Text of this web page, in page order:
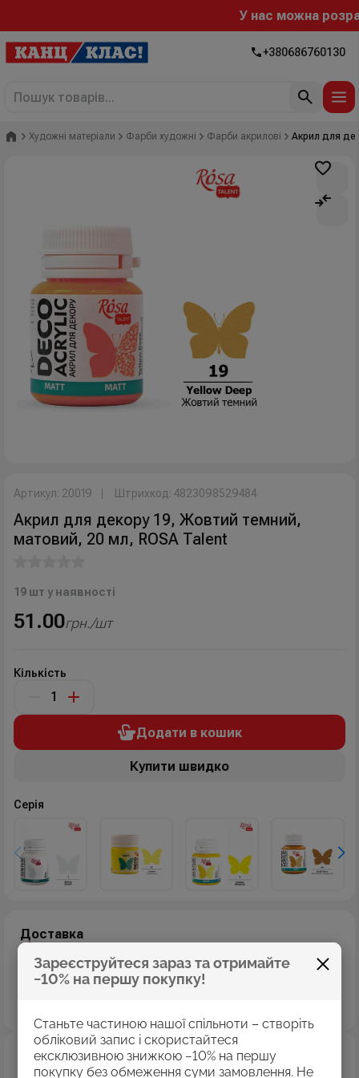
У нас можна
+380686760130
Зареєструйтеся зараз та отримайте
−10% на першу покупку!
Станьте частиною нашої спільноти – створіть
обліковий запис і скористайтеся
ексклюзивною знижкою −10% на першу
покупку без обмеження суми замовлення. Не
Головна
Художні матеріали Фарби художні Фарби акрилові Акрил для
Артикул: 20019 Штрихкод: 4823098529484
Акрил для декору 19, Жовтий темний,
матовий, 20 мл, ROSA Talent
19 шт у наявності
51.00грн./шт
Кількість
Додати в кошик
Купити швидко
Серія
Доставка
Доставка "Укр пошта"
Самовивіз з магазинів
Оплата
Оплата картками Visa